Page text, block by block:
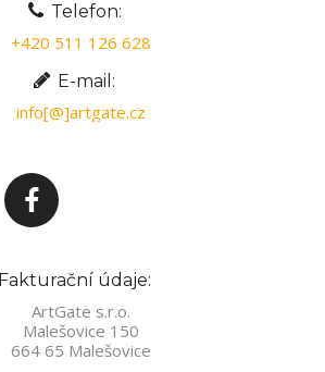
Telefon:
+420 511 126 628
E-mail:
info[@]artgate.cz
Fakturační údaje:
ArtGate s.r.o.
Malešovice 150
664 65 Malešovice